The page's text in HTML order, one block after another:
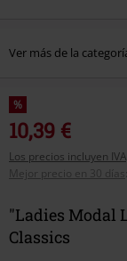
Ver más de la
%
10,39 €
Los precios incluyen
Mejor precio en 30 días
"Ladies Modal
Classics